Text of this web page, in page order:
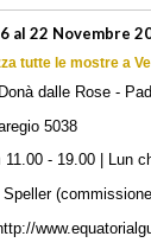
al 22 Novembre
tutte le mostre a
dalle Rose -
5038
11.00 - 19.00 | Lun
Speller